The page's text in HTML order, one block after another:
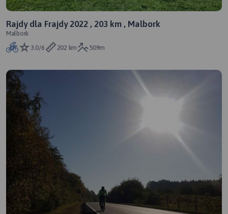
Rajdy dla Frajdy 2022 , 203 km , Malbork
Malbork
3.0/6
202 km 509m